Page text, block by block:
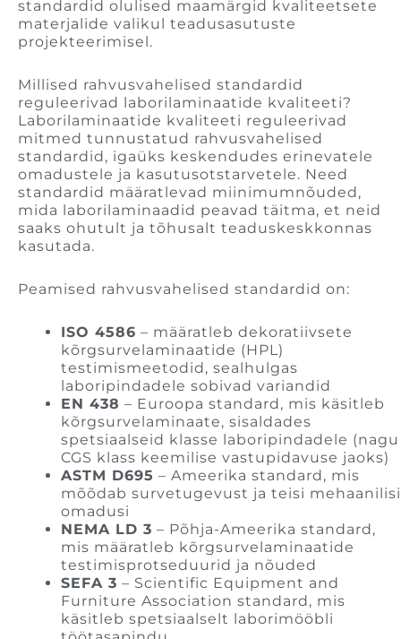
standardid olulised maamärgid kvaliteetsete
materjalide valikul teadusasutuste
projekteerimisel.
Millised rahvusvahelised standardid
reguleerivad laborilaminaatide kvaliteeti?
Laborilaminaatide kvaliteeti reguleerivad
mitmed tunnustatud rahvusvahelised
standardid, igaüks keskendudes erinevatele
omadustele ja kasutusotstarvetele. Need
standardid määratlevad miinimumnõuded,
mida laborilaminaadid peavad täitma, et neid
saaks ohutult ja tõhusalt teaduskeskkonnas
kasutada.
Peamised rahvusvahelised standardid on:
ISO 4586 – määratleb dekoratiivsete
kõrgsurvelaminaatide (HPL)
testimismeetodid, sealhulgas
laboripindadele sobivad variandid
EN 438 – Euroopa standard, mis käsitleb
kõrgsurvelaminaate, sisaldades
spetsiaalseid klasse laboripindadele (nagu
CGS klass keemilise vastupidavuse jaoks)
ASTM D695 – Ameerika standard, mis
mõõdab survetugevust ja teisi mehaanilisi
omadusi
NEMA LD 3 – Põhja-Ameerika standard,
mis määratleb kõrgsurvelaminaatide
testimisprotseduurid ja nõuded
SEFA 3 – Scientific Equipment and
Furniture Association standard, mis
käsitleb spetsiaalselt laborimööbli